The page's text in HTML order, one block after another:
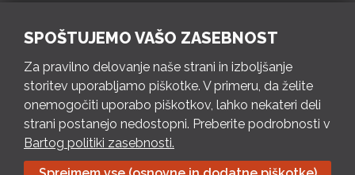
PON – PET 8 – 18 h / SOB 8 – 12 h
Pošlji e-mail
Izpolni kontaktni obrazec
SPOŠTUJEMO VAŠO ZASEBNOST
Za pravilno delovanje naše strani in izboljšanje
storitev uporabljamo piškotke. V primeru, da želite
onemogočiti uporabo piškotkov, lahko nekateri deli
strani postanejo nedostopni. Preberite podrobnosti v
Bartog politiki zasebnosti.